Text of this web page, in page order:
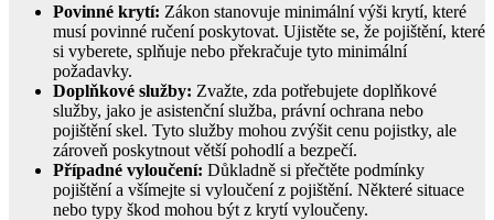
Povinné krytí: Zákon stanovuje minimální výši krytí, které
musí povinné ručení poskytovat. Ujistěte se, že pojištění, které
si vyberete, splňuje nebo překračuje tyto minimální
požadavky.
Doplňkové služby: Zvažte, zda potřebujete doplňkové
služby, jako je asistenční služba, právní ochrana nebo
pojištění skel. Tyto služby mohou zvýšit cenu pojistky, ale
zároveň poskytnout větší pohodlí a bezpečí.
Případné vyloučení: Důkladně si přečtěte podmínky
pojištění a všímejte si vyloučení z pojištění. Některé situace
nebo typy škod mohou být z krytí vyloučeny.